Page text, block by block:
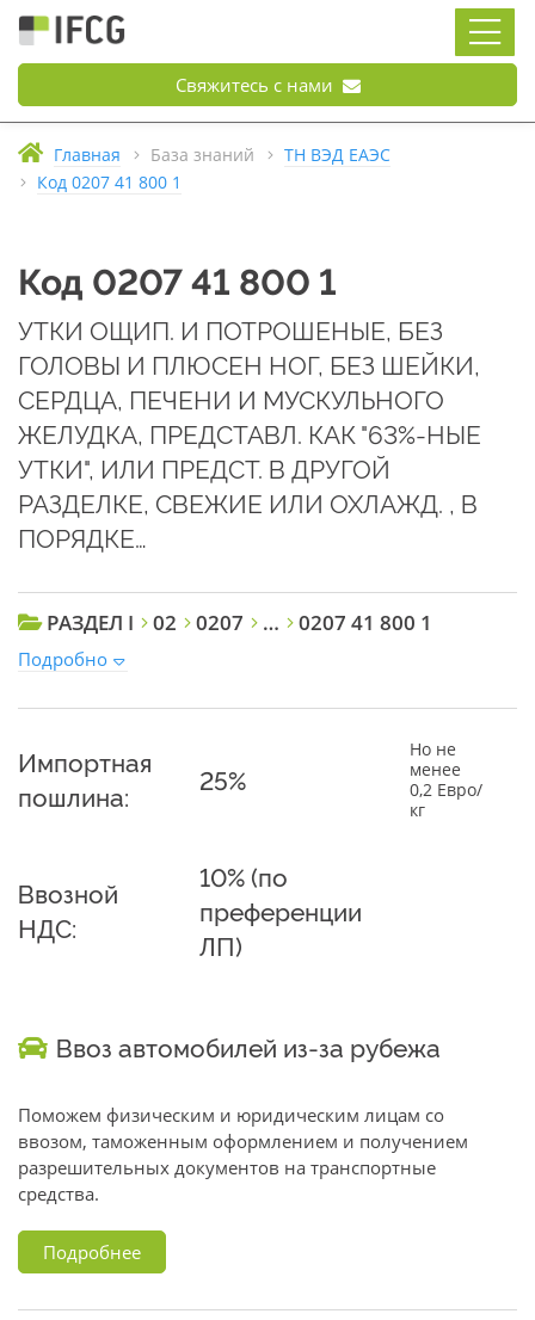
Свяжитесь с нами
Главная База знаний
ТН ВЭД ЕАЭС
Код 0207 41 800 1
Код 0207 41 800 1
УТКИ ОЩИП. И ПОТРОШЕНЫЕ, БЕЗ
ГОЛОВЫ И ПЛЮСЕН НОГ, БЕЗ ШЕЙКИ,
СЕРДЦА, ПЕЧЕНИ И МУСКУЛЬНОГО
ЖЕЛУДКА, ПРЕДСТАВЛ. КАК "63%-НЫЕ
УТКИ", ИЛИ ПРЕДСТ. В ДРУГОЙ
РАЗДЕЛКЕ, СВЕЖИЕ ИЛИ ОХЛАЖД. , В
ПОРЯДКЕ…
РАЗДЕЛ I 02 0207 … 0207 41 800 1
Подробно
Импортная
пошлина:
25%
Но не
менее
0,2 Евро/
кг
Ввозной
НДС:
10% (по
преференции
ЛП)
Ввоз автомобилей из-за рубежа
Поможем физическим и юридическим лицам со
ввозом, таможенным оформлением и получением
разрешительных документов на транспортные
средства.
Подробнее